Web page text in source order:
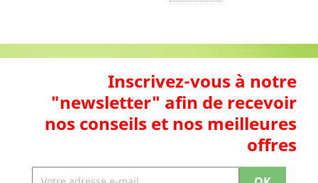
Inscrivez-vous à notre
"newsletter" afin de recevoir
nos conseils et nos meilleures
offres